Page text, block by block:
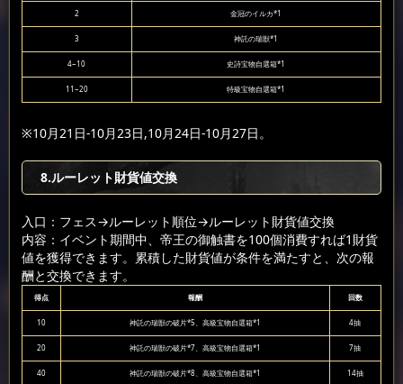
2 金冠のイルカ*1
3 神託の瑞獣*1
4~10 史詩宝物自選箱*1
11~20 特級宝物自選箱*1
※10月21日-10月23日,10月24日-10月27日。
8.ルーレット財貨値交換
入口：フェス→ルーレット順位→ルーレット財貨値交換
内容：イベント期間中、帝王の御触書を100個消費すれば1財貨
値を獲得できます。累積した財貨値が条件を満たすと、次の報
酬と交換できます。
得点 報酬 回数
10 神託の瑞獣の破片*5、高級宝物自選箱*1 4抽
20 神託の瑞獣の破片*7、高級宝物自選箱*1 7抽
40 神託の瑞獣の破片*8、高級宝物自選箱*1 14抽